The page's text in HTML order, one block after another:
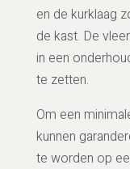
en de kurklaag
de kast. De
in een
te zetten.
Om een
kunnen
te worden op